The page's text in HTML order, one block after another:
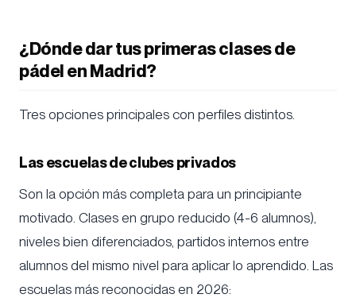
¿Dónde dar tus primeras clases de
pádel en Madrid?
Tres opciones principales con perfiles distintos.
Las escuelas de clubes privados
Son la opción más completa para un principiante
motivado. Clases en grupo reducido (4-6 alumnos),
niveles bien diferenciados, partidos internos entre
alumnos del mismo nivel para aplicar lo aprendido. Las
escuelas más reconocidas en 2026: